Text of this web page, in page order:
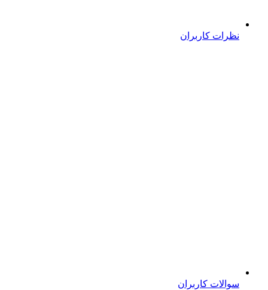
نظرات کاربران
سوالات کاربران